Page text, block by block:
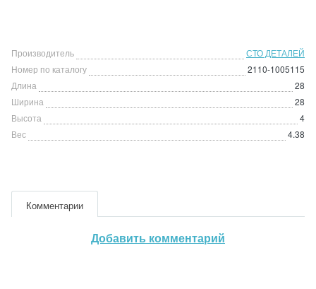
Производитель
СТО ДЕТАЛЕЙ
Номер по каталогу
2110-1005115
Длина
28
Ширина
28
Высота
4
Вес
4.38
Комментарии
Добавить комментарий